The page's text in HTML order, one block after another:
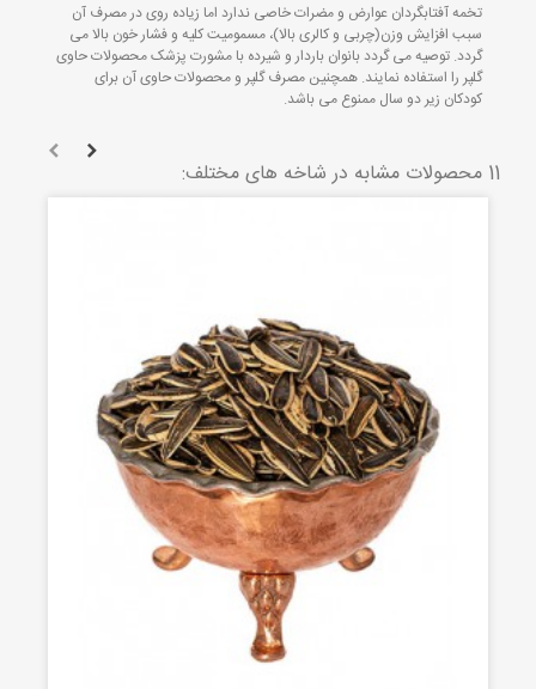
تخمه آفتابگردان عوارض و مضرات خاصی ندارد اما زیاده روی در مصرف آن
سبب افزایش وزن(چربی و کالری بالا)، مسمومیت کلیه و فشار خون بالا می
گردد. توصیه می گردد بانوان باردار و شیرده با مشورت پزشک محصولات حاوی
گلپر را استفاده نمایند. همچنین مصرف گلپر و محصولات حاوی آن برای
کودکان زیر دو سال ممنوع می باشد.
11 محصولات مشابه در شاخه های مختلف: